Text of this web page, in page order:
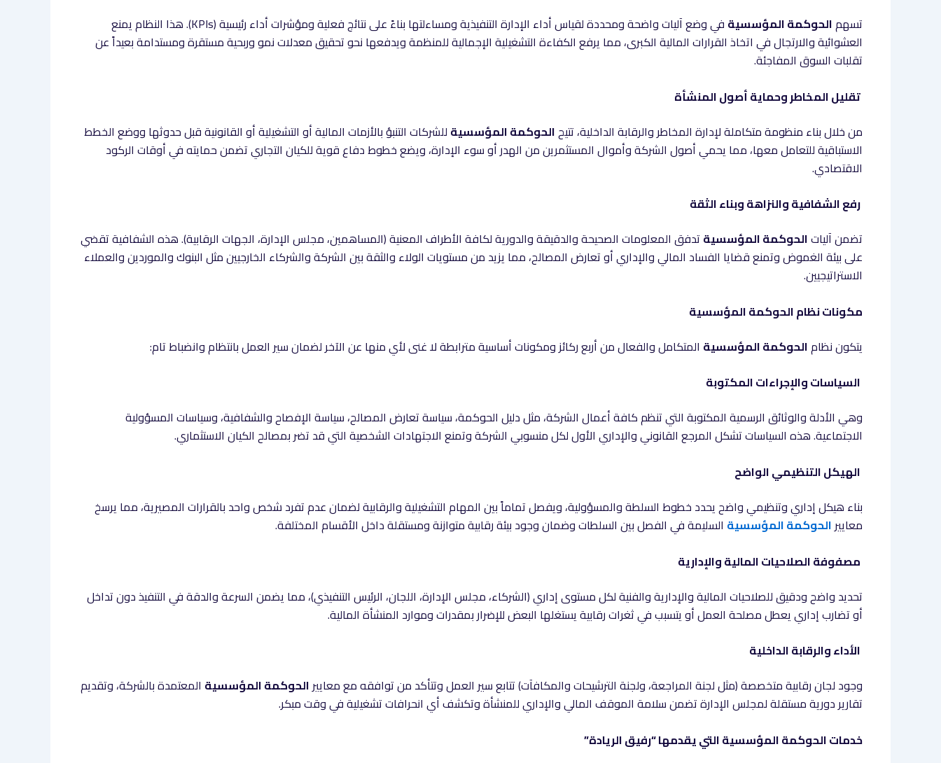
تسهمالحوكمة المؤسسية
في وضع آليات واضحة ومحددة لقياس أداء الإدارة التنفيذية ومساءلتها بناءً على نتائج فعلية ومؤشرات أداء رئيسية (KPIs). هذا النظام يمنع
العشوائية والارتجال في اتخاذ القرارات المالية الكبرى، مما يرفع الكفاءة التشغيلية الإجمالية للمنظمة ويدفعها نحو تحقيق معدلات نمو وربحية مستقرة ومستدامة بعيداً عن
تقلبات السوق المفاجئة.
تقليل المخاطر وحماية أصول المنشأة
من خلال بناء منظومة متكاملة لإدارة المخاطر والرقابة الداخلية، تتيحالحوكمة المؤسسية للشركات التنبؤ بالأزمات المالية أو التشغيلية أو القانونية قبل حدوثها ووضع الخطط
الاستباقية للتعامل معها، مما يحمي أصول الشركة وأموال المستثمرين من الهدر أو سوء الإدارة، ويضع خطوط دفاع قوية للكيان التجاري تضمن حمايته في أوقات الركود
الاقتصادي.
رفع الشفافية والنزاهة وبناء الثقة
تضمن آلياتالحوكمة المؤسسية تدفق المعلومات الصحيحة والدقيقة والدورية لكافة الأطراف المعنية (المساهمين، مجلس الإدارة، الجهات الرقابية). هذه الشفافية تقضي
على بيئة الغموض وتمنع قضايا الفساد المالي والإداري أو تعارض المصالح، مما يزيد من مستويات الولاء والثقة بين الشركة والشركاء الخارجيين مثل البنوك والموردين والعملاء
الاستراتيجيين.
مكونات نظام الحوكمة المؤسسية
يتكون نظامالحوكمة المؤسسية المتكامل والفعال من أربع ركائز ومكونات أساسية مترابطة لا غنى لأي منها عن الآخر لضمان سير العمل بانتظام وانضباط تام:
السياسات والإجراءات المكتوبة
وهي الأدلة والوثائق الرسمية المكتوبة التي تنظم كافة أعمال الشركة، مثل دليل الحوكمة، سياسة تعارض المصالح، سياسة الإفصاح والشفافية، وسياسات المسؤولية
الاجتماعية. هذه السياسات تشكل المرجع القانوني والإداري الأول لكل منسوبي الشركة وتمنع الاجتهادات الشخصية التي قد تضر بمصالح الكيان الاستثماري.
الهيكل التنظيمي الواضح
بناء هيكل إداري وتنظيمي واضح يحدد خطوط السلطة والمسؤولية، ويفصل تماماً بين المهام التشغيلية والرقابية لضمان عدم تفرد شخص واحد بالقرارات المصيرية، مما يرسخ
معايير الحوكمة المؤسسية السليمة في الفصل بين السلطات وضمان وجود بيئة رقابية متوازنة ومستقلة داخل الأقسام المختلفة.
مصفوفة الصلاحيات المالية والإدارية
تحديد واضح ودقيق للصلاحيات المالية والإدارية والفنية لكل مستوى إداري (الشركاء، مجلس الإدارة، اللجان، الرئيس التنفيذي)، مما يضمن السرعة والدقة في التنفيذ دون تداخل
أو تضارب إداري يعطل مصلحة العمل أو يتسبب في ثغرات رقابية يستغلها البعض للإضرار بمقدرات وموارد المنشأة المالية.
الأداء والرقابة الداخلية
وجود لجان رقابية متخصصة (مثل لجنة المراجعة، ولجنة الترشيحات والمكافآت) تتابع سير العمل وتتأكد من توافقه مع معاييرالحوكمة المؤسسية المعتمدة بالشركة، وتقديم
تقارير دورية مستقلة لمجلس الإدارة تضمن سلامة الموقف المالي والإداري للمنشأة وتكشف أي انحرافات تشغيلية في وقت مبكر.
خدمات الحوكمة المؤسسية التي يقدمها “رفيق الريادة”